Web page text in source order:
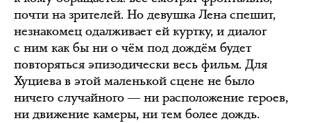
почти на зрителей. Но девушка Лена спешит,
незнакомец одалживает ей куртку, и диалог
с ним как бы ни о чём под дождём будет
повторяться эпизодически весь фильм. Для
Хуциева в этой маленькой сцене не было
ничего случайного ― ни расположение героев,
ни движение камеры, ни тем более дождь.